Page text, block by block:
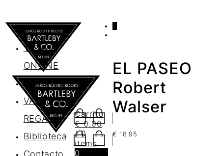
AGENDA
TIENDA
ONLINE
Nosotros
VALES DE
REGALO
Biblioteca
Contacto
Carrito
€0.00
/ 0
items
0
EL PASEO
Robert
Walser
€ 18.95